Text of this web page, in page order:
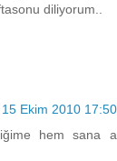
diliyorum..
15 Ekim 2010 17:50
hem sana